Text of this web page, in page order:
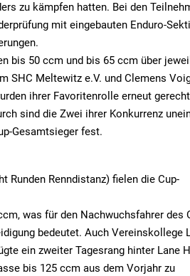
zu kämpfen hatten. Bei den
mit eingebauten Enduro-
bis 50 ccm und bis 65 ccm über
SHC Meltewitz e.V. und Clemens
ihrer Favoritenrolle erneut
sind die Zwei ihrer Konkurrenz
Gesamtsieger fest.
Runden Renndistanz) fielen die Cup-
was für den Nachwuchsfahrer des
bedeutet. Auch Vereinskollege
ein zweiter Tagesrang hinter Lane
bis 125 ccm aus dem Vorjahr zu